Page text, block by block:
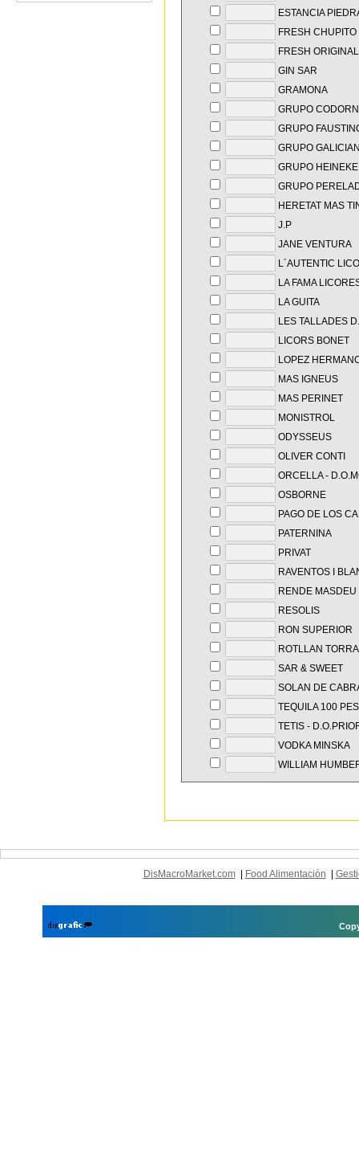
ESTANCIA
FRESH CHUPITO
FRESH ORIGINAL
GIN SAR
GRAMONA
GRUPO
GRUPO
GRUPO
GRUPO
GRUPO
HERETAT MAS
J.P
JANE VENTURA
L´AUTENTIC
LA FAMA
LA GUITA
LES TALLADES
LICORS BONET
LOPEZ
MAS IGNEUS
MAS PERINET
MONISTROL
ODYSSEUS
OLIVER CONTI
ORCELLA -
OSBORNE
PAGO DE LOS
PATERNINA
PRIVAT
RAVENTOS I
RENDE MASDEU
RESOLIS
RON SUPERIOR
ROTLLAN TORRA
SAR & SWEET
SOLAN DE
TEQUILA 100
TETIS -
VODKA MINSKA
WILLIAM
DisMacroMarket.com| Food Alimentación